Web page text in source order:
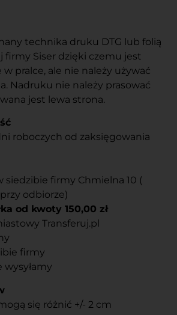
technika druku DTG lub folią
firmy Siser dzięki czemu jest
pralce, ale nie należy używać
Nadruku nie należy prasować
jest lewa strona.
roboczych od zaksięgowania
siedzibie firmy Chmielna 10 (
odbiorze)
od kwoty 150,00 zł
Transferuj.pl
firmy
wysyłamy
się różnić +/- 2 cm